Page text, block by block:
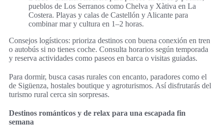
pueblos de Los Serranos como Chelva y Xàtiva en La
Costera. Playas y calas de Castellón y Alicante para
combinar mar y cultura en 1–2 horas.
Consejos logísticos: prioriza destinos con buena conexión en tren
o autobús si no tienes coche. Consulta horarios según temporada
y reserva actividades como paseos en barca o visitas guiadas.
Para dormir, busca casas rurales con encanto, paradores como el
de Sigüenza, hostales boutique y agroturismos. Así disfrutarás del
turismo rural cerca sin sorpresas.
Destinos románticos y de relax para una escapada fin
semana